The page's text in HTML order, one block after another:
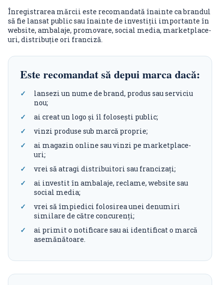
Înregistrarea mărcii este recomandată înainte ca brandul
să fie lansat public sau înainte de investiții importante în
website, ambalaje, promovare, social media, marketplace-
uri, distribuție ori franciză.
Este recomandat să depui marca dacă:
lansezi un nume de brand, produs sau serviciu
nou;
ai creat un logo și îl folosești public;
vinzi produse sub marcă proprie;
ai magazin online sau vinzi pe marketplace-
uri;
vrei să atragi distribuitori sau francizați;
ai investit în ambalaje, reclame, website sau
social media;
vrei să împiedici folosirea unei denumiri
similare de către concurenți;
ai primit o notificare sau ai identificat o marcă
asemănătoare.